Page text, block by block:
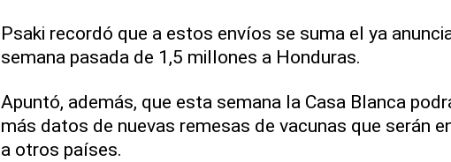
Psaki recordó que a estos envíos se suma el ya
semana pasada de 1,5 millones a Honduras.
Apuntó, además, que esta semana la Casa Blanca
más datos de nuevas remesas de vacunas que serán
a otros países.